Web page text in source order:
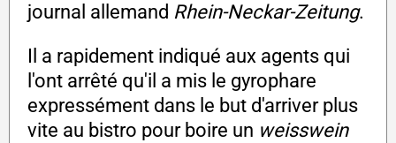
journal allemand Rhein-Neckar-Zeitung.
Il a rapidement indiqué aux agents qui
l'ont arrêté qu'il a mis le gyrophare
expressément dans le but d'arriver plus
vite au bistro pour boire un weisswein